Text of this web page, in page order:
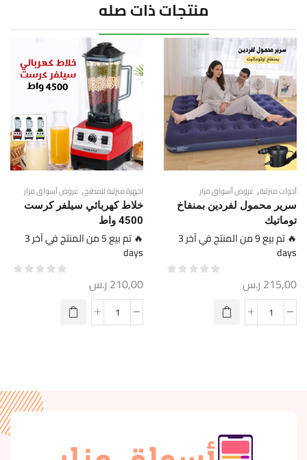
منتجات ذات صله
أدوات منزلية, عروض أسواق مزار
سرير محمول لفردين بمنفاخ
توماتيك
🔥 تم بيع 9 من المنتج في آخر 3
days
215,00 ر.س
اجهزة منزلية للمطبخ, عروض أسواق مزار
خلاط كهربائي سيلفر كرست
4500 واط
🔥 تم بيع 5 من المنتج في آخر 3
days
210,00 ر.س